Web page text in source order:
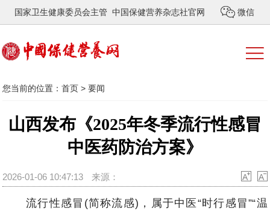
国家卫生健康委员会主管 中国保健营养杂志社官网 微信
您当前的位置：首页 >要闻
山西发布《2025年冬季流行性感冒
中医药防治方案》
2026-01-06 10:47:13 来源：
流行性感冒(简称流感)，属于中医“时行感冒”“温